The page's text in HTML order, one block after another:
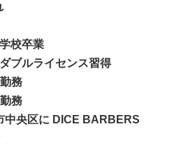
校卒業
ブルライセンス習得
務
務
中央区に DICE BARBERS